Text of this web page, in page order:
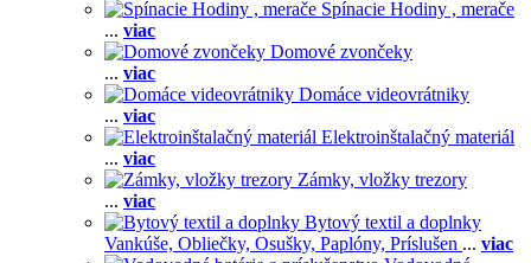
Spínacie Hodiny , merače
... viac
Domové zvončeky
... viac
Domáce videovrátniky
... viac
Elektroinštalačný materiál
... viac
Zámky, vložky trezory
... viac
Bytový textil a doplnky
Vankúše, Obliečky, Osušky, Paplóny, Príslušen ... viac